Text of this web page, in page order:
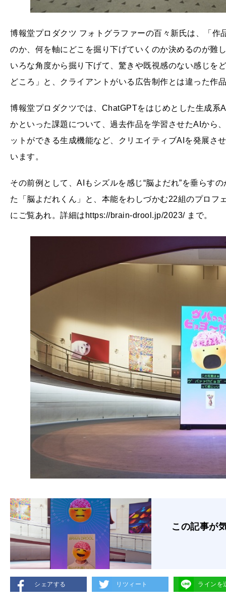
博報堂プロダクツ フォトグラファーの百々新氏は、「
のか、何を軸にどこを掘り下げていくのか決めるのが難
いろな角度から掘り下げて、驚きや既視感のない感じを
どころ」と、クライアントがいる広告制作とは違った作
博報堂プロダクツでは、ChatGPTをはじめとした生成
かといった課題について、過去作品を学習させたAIから
ットができる生成機能など、クリエイティブAIを発展さ
います。
その前例として、AIもシズルを感じ“脳よだれ”を垂らす
た「脳よだれくん」と、本能をわしづかむ22組のプロフ
にご覧あれ。詳細はhttps://brain-drool.jp/2023/ まで。
この記事が
シェアする リツィート ラインを